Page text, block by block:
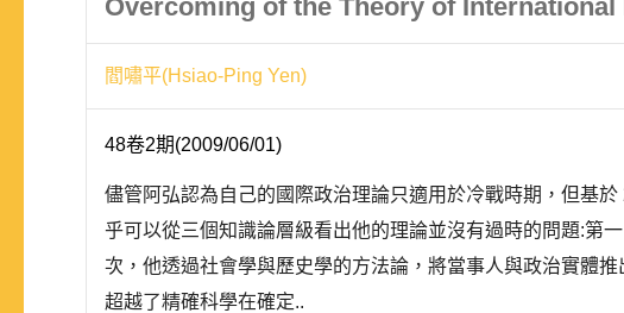
Overcoming of the Theory of
閻嘯平(Hsiao-Ping Yen)
48卷2期(2009/06/01)
儘管阿弘認為自己的國際政治理論只適用於冷戰時期，但基
乎可以從三個知識論層級看出他的理論並沒有過時的問題:第
次，他透過社會學與歷史學的方法論，將當事人與政治實體
超越了精確科學在確定..